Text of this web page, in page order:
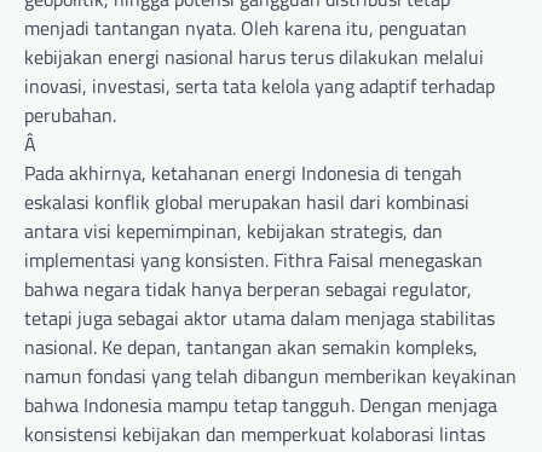
menjadi tantangan nyata. Oleh karena itu, penguatan
kebijakan energi nasional harus terus dilakukan melalui
inovasi, investasi, serta tata kelola yang adaptif terhadap
perubahan.
Â
Pada akhirnya, ketahanan energi Indonesia di tengah
eskalasi konflik global merupakan hasil dari kombinasi
antara visi kepemimpinan, kebijakan strategis, dan
implementasi yang konsisten. Fithra Faisal menegaskan
bahwa negara tidak hanya berperan sebagai regulator,
tetapi juga sebagai aktor utama dalam menjaga stabilitas
nasional. Ke depan, tantangan akan semakin kompleks,
namun fondasi yang telah dibangun memberikan keyakinan
bahwa Indonesia mampu tetap tangguh. Dengan menjaga
konsistensi kebijakan dan memperkuat kolaborasi lintas